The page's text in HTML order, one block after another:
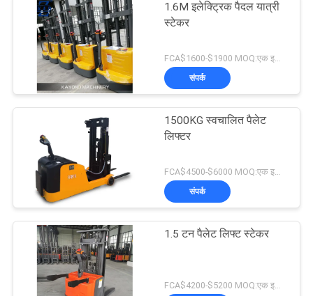
1.6M इलेक्ट्रिक पैदल यात्री
स्टेकर
FCA$1600-$1900 MOQ:एक इकाई
संपर्क
1500KG स्वचालित पैलेट
लिफ्टर
संपर्क
1.5 टन पैलेट लिफ्ट स्टेकर